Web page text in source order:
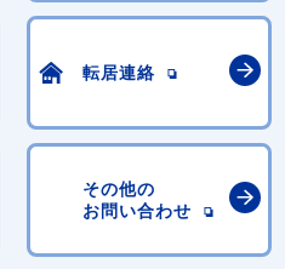
転居連絡
その他の
お問い合わせ